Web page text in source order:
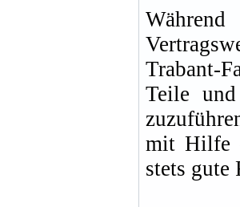
Trabant-
Teile und
mit Hilfe
stets gute